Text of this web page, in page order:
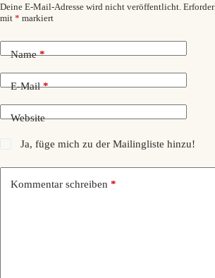
Deine E-Mail-Adresse wird nicht veröffentlicht.
mit * markiert
Name*
E-Mail*
Website
Ja, füge mich zu der Mailingliste hinzu!
Kommentar schreiben *